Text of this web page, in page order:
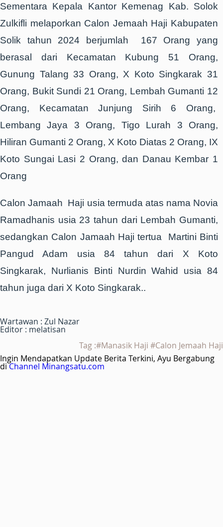
Sementara Kepala Kantor Kemenag Kab. Solok
Zulkifli melaporkan Calon Jemaah Haji Kabupaten
Solik tahun 2024 berjumlah 167 Orang yang
berasal dari Kecamatan Kubung 51 Orang,
Gunung Talang 33 Orang, X Koto Singkarak 31
Orang, Bukit Sundi 21 Orang, Lembah Gumanti 12
Orang, Kecamatan Junjung Sirih 6 Orang,
Lembang Jaya 3 Orang, Tigo Lurah 3 Orang,
Hiliran Gumanti 2 Orang, X Koto Diatas 2 Orang, IX
Koto Sungai Lasi 2 Orang, dan Danau Kembar 1
Orang
Calon Jamaah Haji usia termuda atas nama Novia
Ramadhanis usia 23 tahun dari Lembah Gumanti,
sedangkan Calon Jamaah Haji tertua Martini Binti
Pangud Adam usia 84 tahun dari X Koto
Singkarak, Nurlianis Binti Nurdin Wahid usia 84
tahun juga dari X Koto Singkarak..
Wartawan : Zul Nazar
Editor : melatisan
Tag :#Manasik Haji #Calon Jemaah Haji
Ingin Mendapatkan Update Berita Terkini, Ayu Bergabung
diChannel Minangsatu.com